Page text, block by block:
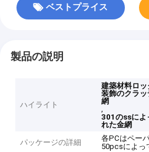
ベストプライス
製品の説明
ハイライト
建築材料ロ
装飾のクラ
網
,
301のssによ
れた金網
パッケージの詳細
各PCはペー
50pcsによっ